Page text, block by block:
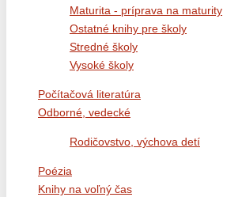
Maturita - príprava na maturity
Ostatné knihy pre školy
Stredné školy
Vysoké školy
Počítačová literatúra
Odborné, vedecké
Rodičovstvo, výchova detí
Poézia
Knihy na voľný čas